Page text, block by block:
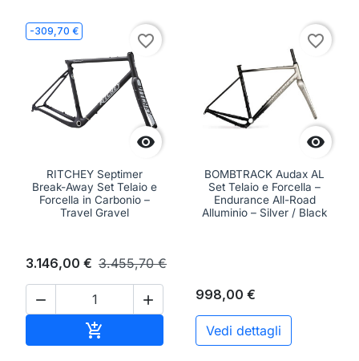
-309,70 €

favorite_border
RITCHEY Septimer
Break-Away Set Telaio e
Forcella in Carbonio –
Travel Gravel
3.146,00 € 3.455,70 €
 
 Aggiungi al carrello

favorite_border
BOMBTRACK Audax AL
Set Telaio e Forcella –
Endurance All-Road
Alluminio – Silver / Black
998,00 €
Vedi dettagli